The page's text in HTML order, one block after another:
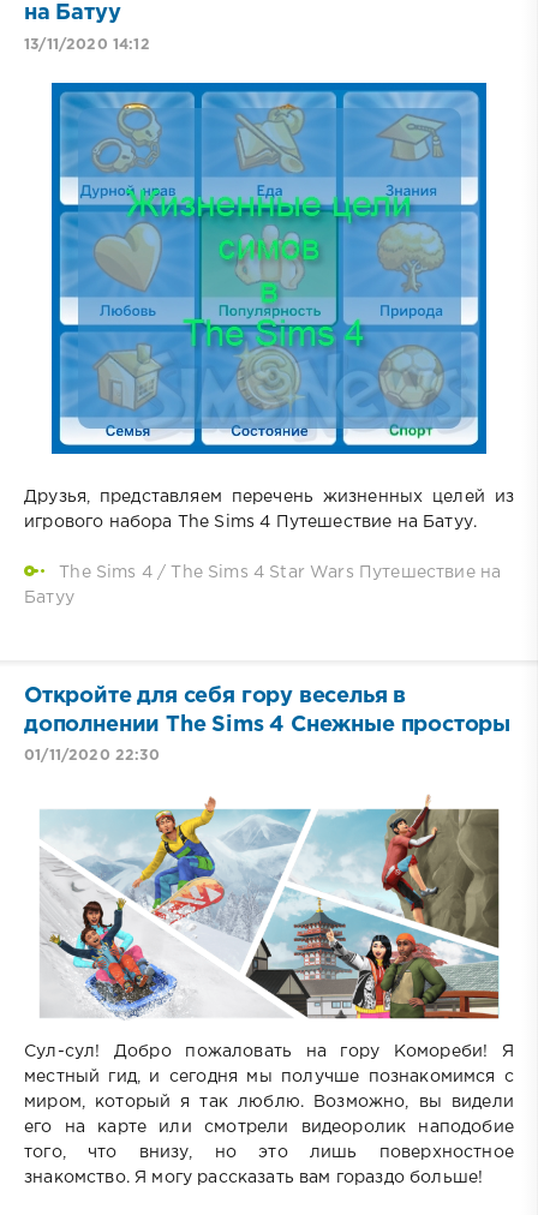
на Батуу
13/11/2020 14:12
Друзья, представляем перечень жизненных целей из
игрового набора The Sims 4 Путешествие на Батуу.
The Sims 4/
The Sims 4 Star Wars Путешествие на
Батуу
Откройте для себя гору веселья в
дополнении The Sims 4 Снежные просторы
01/11/2020 22:30
Сул-сул! Добро пожаловать на гору Комореби! Я
местный гид, и сегодня мы получше познакомимся с
миром, который я так люблю. Возможно, вы видели
его на карте или смотрели видеоролик наподобие
того, что внизу, но это лишь поверхностное
знакомство. Я могу рассказать вам гораздо больше!